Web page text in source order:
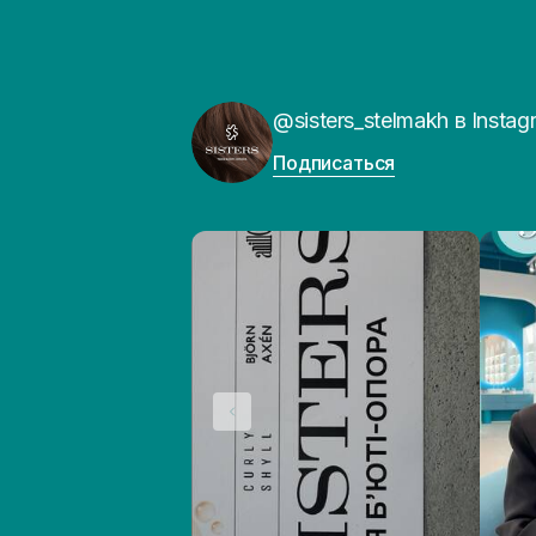
@sisters_stelmakh в
Подписаться